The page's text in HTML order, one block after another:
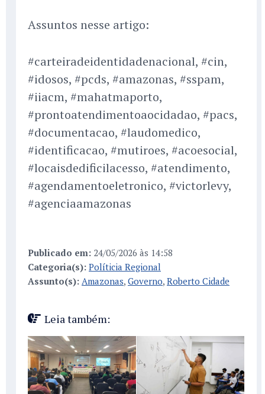
Assuntos nesse artigo:
#carteiradeidentidadenacional, #cin,
#idosos, #pcds, #amazonas, #sspam,
#iiacm, #mahatmaporto,
#prontoatendimentoaocidadao, #pacs,
#documentacao, #laudomedico,
#identificacao, #mutiroes, #acoesocial,
#locaisdedificilacesso, #atendimento,
#agendamentoeletronico, #victorlevy,
#agenciaamazonas
Publicado em: 24/05/2026 às 14:58
Categoria(s): Políticia Regional
Assunto(s): Amazonas, Governo, Roberto Cidade
Leia também: